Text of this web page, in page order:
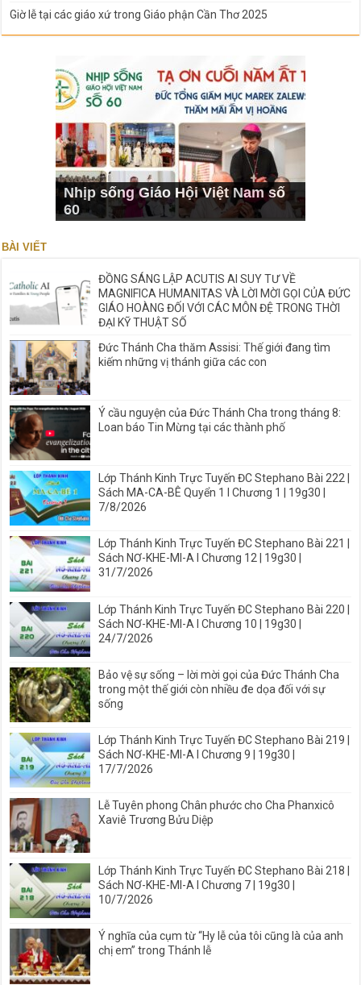
Giờ lễ tại các giáo xứ trong Giáo phận Cần Thơ 2025
Nhịp sống Giáo Hội Việt Nam số
60
BÀI VIẾT
ĐỒNG SÁNG LẬP ACUTIS AI SUY TƯ VỀ
MAGNIFICA HUMANITAS VÀ LỜI MỜI GỌI CỦA ĐỨC
GIÁO HOÀNG ĐỐI VỚI CÁC MÔN ĐỆ TRONG THỜI
ĐẠI KỸ THUẬT SỐ
Đức Thánh Cha thăm Assisi: Thế giới đang tìm
kiếm những vị thánh giữa các con
Ý cầu nguyện của Đức Thánh Cha trong tháng 8:
Loan báo Tin Mừng tại các thành phố
Lớp Thánh Kinh Trực Tuyến ĐC Stephano Bài 222 |
Sách MA-CA-BÊ Quyển 1 I Chương 1 | 19g30 |
7/8/2026
Lớp Thánh Kinh Trực Tuyến ĐC Stephano Bài 221 |
Sách NƠ-KHE-MI-A I Chương 12 | 19g30 |
31/7/2026
Lớp Thánh Kinh Trực Tuyến ĐC Stephano Bài 220 |
Sách NƠ-KHE-MI-A I Chương 10 | 19g30 |
24/7/2026
Bảo vệ sự sống – lời mời gọi của Đức Thánh Cha
trong một thế giới còn nhiều đe dọa đối với sự
sống
Lớp Thánh Kinh Trực Tuyến ĐC Stephano Bài 219 |
Sách NƠ-KHE-MI-A I Chương 9 | 19g30 |
17/7/2026
Lễ Tuyên phong Chân phước cho Cha Phanxicô
Xaviê Trương Bửu Diệp
Lớp Thánh Kinh Trực Tuyến ĐC Stephano Bài 218 |
Sách NƠ-KHE-MI-A I Chương 7 | 19g30 |
10/7/2026
Ý nghĩa của cụm từ “Hy lễ của tôi cũng là của anh
chị em” trong Thánh lễ